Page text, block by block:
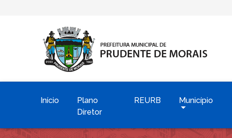
Início
Plano
Diretor
REURB Município